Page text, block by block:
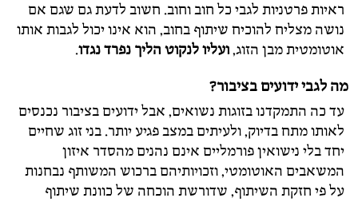
ראיות פרטניות לגבי כל חוב וחוב. חשוב לדעת גם שגם אם
נושה מצליח להוכיח שיתוף בחוב, הוא אינו יכול לגבות אותו
אוטומטית מבן הזוג,ועליו לנקוט הליך נפרד נגדו.
מה לגבי ידועים בציבור?
עד כה התמקדנו בזוגות נשואים, אבל ידועים בציבור נכנסים
לאותו מתח בדיוק, ולעיתים במצב פגיע יותר. בני זוג שחיים
יחד בלי נישואין פורמליים אינם נהנים מהסדר איזון
המשאבים האוטומטי, וזכויותיהם ברכוש המשותף נבחנות
על פי חזקת השיתוף, שדורשת הוכחה של כוונת שיתוף